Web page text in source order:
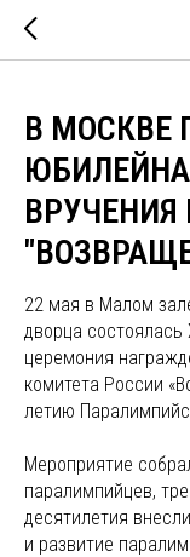
В МОСКВЕ
22 мая в Малом
дворца
церемония
комитета России
летию
Мероприятие
паралимпийцев,
десятилетия
и развитие